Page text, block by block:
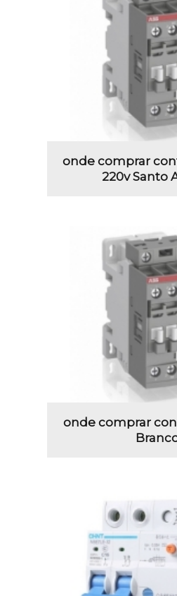
onde comprar
220v Santo
onde comprar